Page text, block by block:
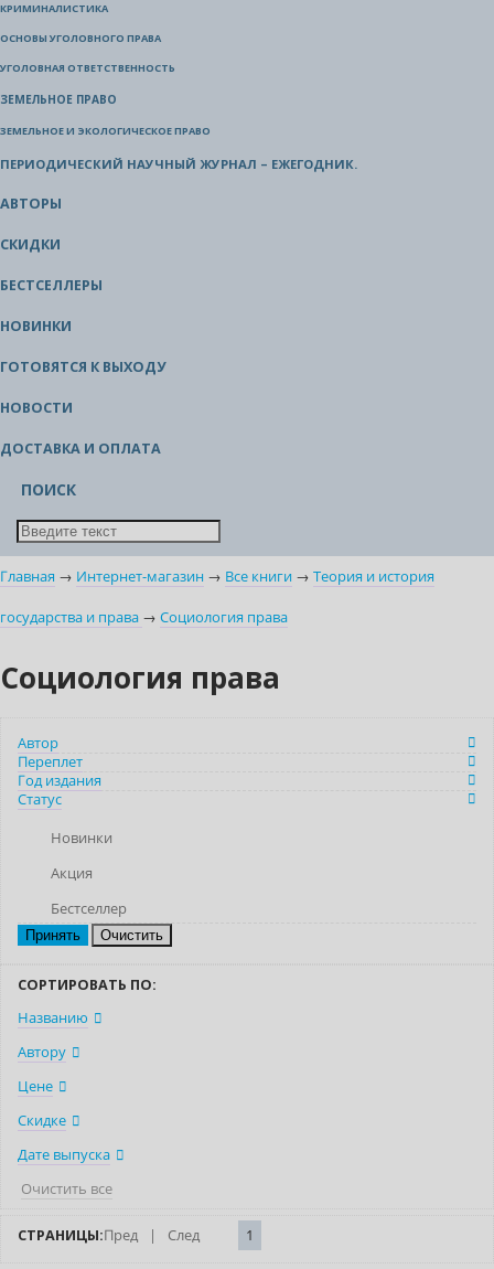
КРИМИНАЛИСТИКА
ОСНОВЫ УГОЛОВНОГО ПРАВА
УГОЛОВНАЯ ОТВЕТСТВЕННОСТЬ
ЗЕМЕЛЬНОЕ ПРАВО
ЗЕМЕЛЬНОЕ И ЭКОЛОГИЧЕСКОЕ ПРАВО
ПЕРИОДИЧЕСКИЙ НАУЧНЫЙ ЖУРНАЛ – ЕЖЕГОДНИК.
АВТОРЫ
СКИДКИ
БЕСТСЕЛЛЕРЫ
НОВИНКИ
ГОТОВЯТСЯ К ВЫХОДУ
НОВОСТИ
ДОСТАВКА И ОПЛАТА
ПОИСК
Главная → Интернет-магазин → Все книги → Теория и история
государства и права → Социология права
Социология права
Автор
Переплет
Год издания
Статус
Новинки
Акция
Бестселлер
Очистить
СОРТИРОВАТЬ ПО:
Названию
Автору
Цене
Скидке
Дате выпуска
Очистить все
СТРАНИЦЫ:Пред | След 1